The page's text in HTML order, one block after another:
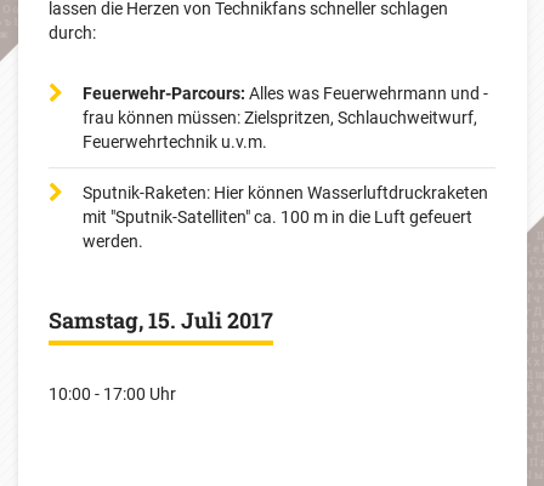
lassen die Herzen von Technikfans schneller schlagen
durch:
Feuerwehr-Parcours: Alles was Feuerwehrmann und -
frau können müssen: Zielspritzen, Schlauchweitwurf,
Feuerwehrtechnik u.v.m.
Sputnik-Raketen: Hier können Wasserluftdruckraketen
mit "Sputnik-Satelliten" ca. 100 m in die Luft gefeuert
werden.
Samstag, 15. Juli 2017
10:00 - 17:00 Uhr